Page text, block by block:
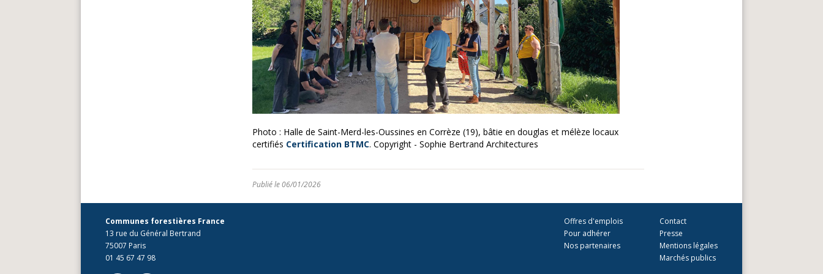
Photo : Halle de Saint-Merd-les-Oussines en Corrèze (19), bâtie en douglas et mélèze locaux
certifiés Certification BTMC. Copyright - Sophie Bertrand Architectures
Publié le 06/01/2026
Communes forestières France
13 rue du Général Bertrand
75007 Paris
01 45 67 47 98
Contact
Presse
Mentions légales
Marchés publics
Offres d'emplois
Pour adhérer
Nos partenaires